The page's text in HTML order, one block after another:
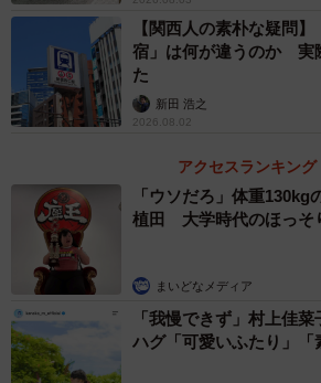
毎日清掃しても、翌日には元通り。ポ
ず、「本当に意味があるのだろうか」
といいます。
さらに、環境美化事業に関わる中で、
力を受けるようになったそうです。
「都合のいい発信をするよう求められ
断ると状況は悪化。
「お前は仕事ができない」
【関西人の素朴な疑問
宿」は何が違うのか 実
た
新田 浩之
2026.08.02
アクセスランキング
「ウソだろ」体重
植田 大学時代のほっそ
まいどなメディア
「我慢できず」村上佳
ハグ「可愛いふたり」「